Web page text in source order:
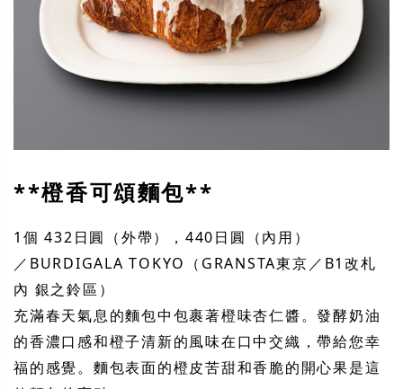
**橙香可頌麵包**
1個 432日圓（外帶），440日圓（內用）
／BURDIGALA TOKYO（GRANSTA東京／B1改札
內 銀之鈴區）
充滿春天氣息的麵包中包裹著橙味杏仁醬。發酵奶油
的香濃口感和橙子清新的風味在口中交織，帶給您幸
福的感覺。麵包表面的橙皮苦甜和香脆的開心果是這